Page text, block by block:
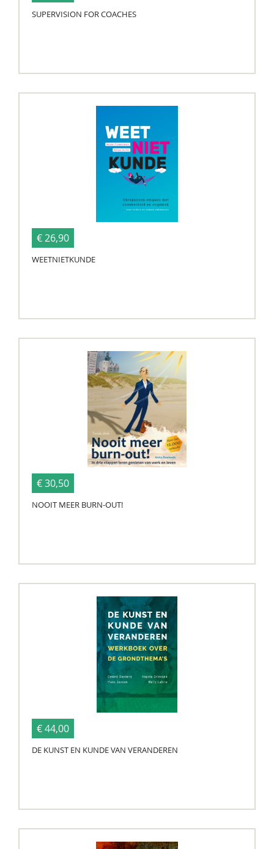
SUPERVISION FOR COACHES
€ 26,90
WEETNIETKUNDE
€ 30,50
NOOIT MEER BURN-OUT!
€ 44,00
DE KUNST EN KUNDE VAN VERANDEREN